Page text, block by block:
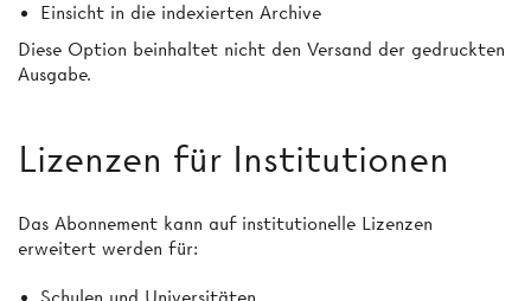
Einsicht in die indexierten Archive
Diese Option beinhaltet nicht den Versand der gedruckten
Ausgabe.
Lizenzen für Institutionen
Das Abonnement kann auf institutionelle Lizenzen
erweitert werden für: